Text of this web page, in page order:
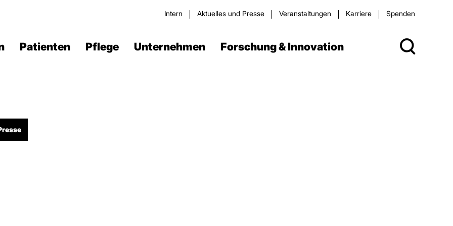
Intern Aktuelles und Presse Veran­staltungen Karriere Spenden
Patienten Pflege Unternehmen Forschung & Innovation
Verdau­ungstrakt